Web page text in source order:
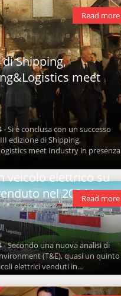
Shipping,
meet
- Si è conclusa con un successo
edizione di Shipping,
meet Industry in
Read more
veicolo elettrico su
nel 2024 in
- Secondo una nuova analisi di
(T&E), quasi un quinto
elettrici venduti in...
Read more